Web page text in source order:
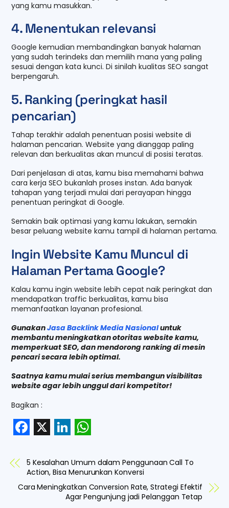
yang kamu masukkan.
4. Menentukan relevansi
Google kemudian membandingkan banyak halaman
yang sudah terindeks dan memilih mana yang paling
sesuai dengan kata kunci. Di sinilah kualitas SEO sangat
berpengaruh.
5. Ranking (peringkat hasil
pencarian)
Tahap terakhir adalah penentuan posisi website di
halaman pencarian. Website yang dianggap paling
relevan dan berkualitas akan muncul di posisi teratas.
Dari penjelasan di atas, kamu bisa memahami bahwa
cara kerja SEO bukanlah proses instan. Ada banyak
tahapan yang terjadi mulai dari perayapan hingga
penentuan peringkat di Google.
Semakin baik optimasi yang kamu lakukan, semakin
besar peluang website kamu tampil di halaman pertama.
Ingin Website Kamu Muncul di
Halaman Pertama Google?
Kalau kamu ingin website lebih cepat naik peringkat dan
mendapatkan traffic berkualitas, kamu bisa
memanfaatkan layanan profesional.
GunakanJasa Backlink Media Nasionaluntuk
membantu meningkatkan otoritas website kamu,
memperkuat SEO, dan mendorong ranking di mesin
pencari secara lebih optimal.
Saatnya kamu mulai serius membangun visibilitas
website agar lebih unggul dari kompetitor!
Bagikan :
F
a
e
X L
i
n
k
W
h
a
t
5 Kesalahan Umum dalam Penggunaan Call To
Action, Bisa Menurunkan Konversi
Cara Meningkatkan Conversion Rate, Strategi Efektif
Agar Pengunjung jadi Pelanggan Tetap